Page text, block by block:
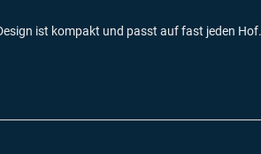
ist kompakt und passt auf fast jeden Hof.